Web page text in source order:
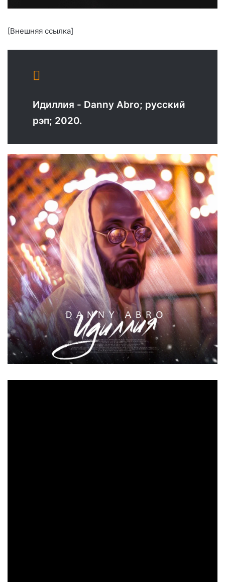
[Внешняя ссылка]
Идиллия - Danny Abro; русский
рэп; 2020.